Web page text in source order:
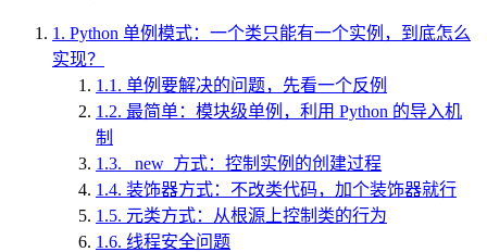
1. Python 单例模式：一个类只能有一个实例，到底怎么
实现？
1.1. 单例要解决的问题，先看一个反例
1.2. 最简单：模块级单例，利用 Python 的导入机
制
1.3.
_new_方式：控制实例的创建过程
1.4. 装饰器方式：不改类代码，加个装饰器就行
1.5. 元类方式：从根源上控制类的行为
1.6. 线程安全问题